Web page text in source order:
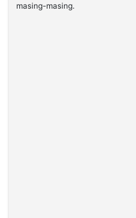
masing-masing.